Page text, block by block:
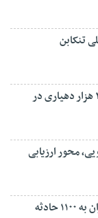
صدور مجوز تأسیس بیش از ۳۹ هزار دهیاری در
محور ارزیابی